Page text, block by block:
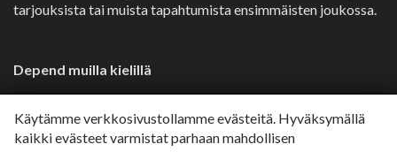
Käytämme verkkosivustollamme evästeitä. Hyväksymällä
kaikki evästeet varmistat parhaan mahdollisen
tarjouksista tai muista tapahtumista ensimmäisten joukossa.
Depend muilla kielillä
Dansk»